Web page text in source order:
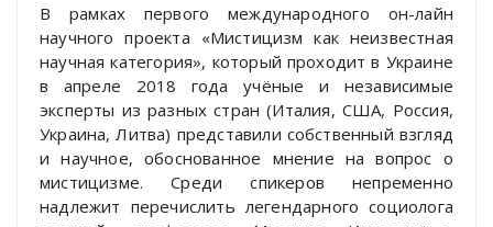
В рамках первого международного он-лайн
научного проекта «Мистицизм как неизвестная
научная категория», который проходит в Украине
в апреле 2018 года учёные и независимые
эксперты из разных стран (Италия, США, Россия,
Украина, Литва) представили собственный взгляд
и научное, обоснованное мнение на вопрос о
мистицизме. Среди спикеров непременно
надлежит перечислить легендарного социолога